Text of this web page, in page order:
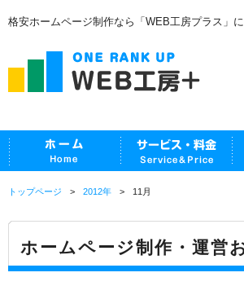
格安ホームページ制作なら「WEB工房プラス」
トップページ 2012年 11月
ホームページ制作・運営